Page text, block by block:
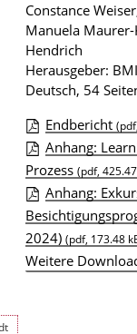
i
k
a
t
i
o
n
Constance
Manuela
Hendrich
Herausgeber:
Deutsch, 54
D
o
w
n
l
o
Endbericht
Anhang:
Prozess (pdf,
Anhang:
2024) (pdf, 173.48
Weitere